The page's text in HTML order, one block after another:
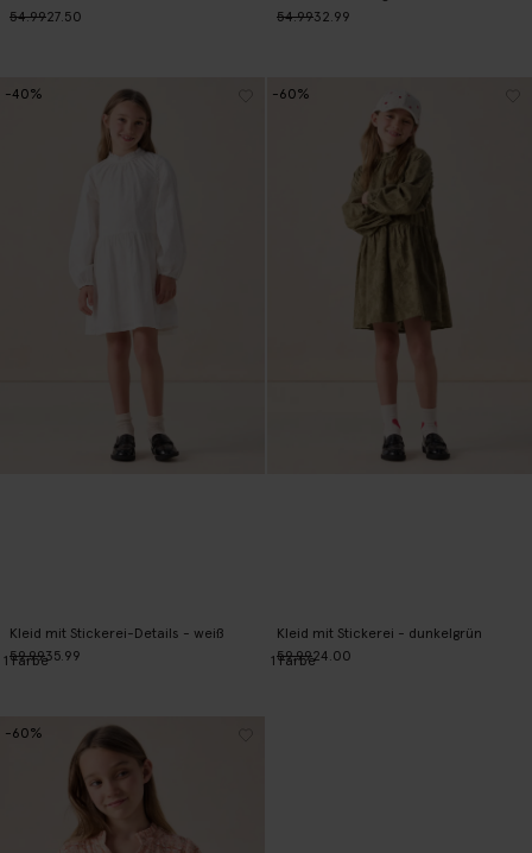
54.9927.50
54.9932.99
Kleid mit Stickerei-Details - weiß
59.9935.99
-40%
1Farbe
Kleid mit Stickerei - dunkelgrün
59.9924.00
-60%
1Farbe
-60%